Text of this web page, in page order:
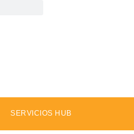
SERVICIOS HUB